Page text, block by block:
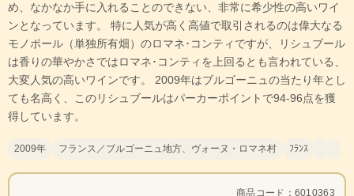
め、なかなか手に入れることのできない、非常に希少性の高いワイ
ンとなっています。 特に人気が高く高値で取引されるのは偉大なる
モノポール（単独所有畑）のロマネ･コンティですが、リシュブール
は香りの華やかさではロマネ･コンティを上回るとも言われている、
大変人気の高いワインです。 2009年はブルゴーニュの当たり年とし
ても名高く、このリシュブールはパーカーポイントで94-96点を獲
得しています。
2009年 フランス／ブルゴーニュ地方、ヴォーヌ・ロマネ村 ﾌﾗﾝｽ
商品コード：6010363